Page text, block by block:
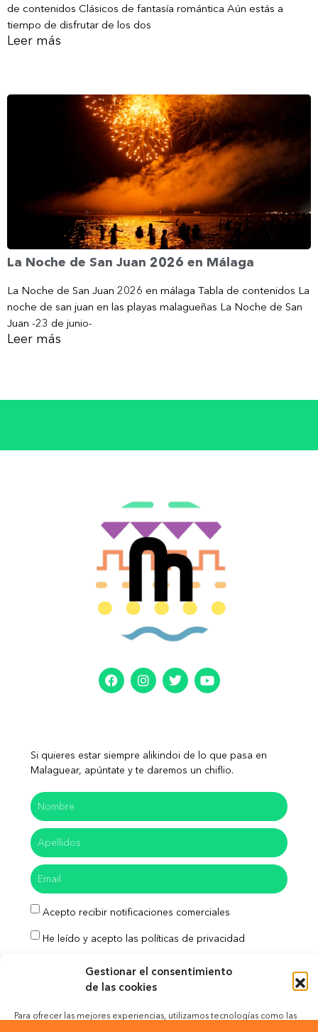
Gestionar el consentimiento
de las cookies
Para ofrecer las mejores experiencias, utilizamos tecnologías como las
de contenidos Clásicos de fantasía romántica Aún estás a
tiempo de disfrutar de los dos
Leer más
La Noche de San Juan 2026 en Málaga
La Noche de San Juan 2026 en málaga Tabla de contenidos La
noche de san juan en las playas malagueñas La Noche de San
Juan -23 de junio-
Leer más
Si quieres estar siempre alikindoi de lo que pasa en
Malaguear, apúntate y te daremos un chiflio.
Acepto recibir notificaciones comerciales
He leído y acepto las políticas de privacidad